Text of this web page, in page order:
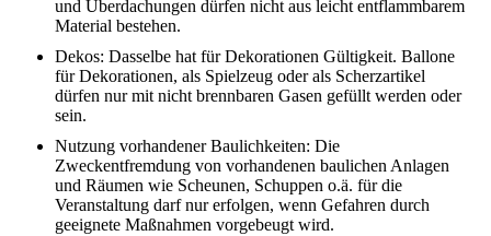
und Überdachungen dürfen nicht aus leicht entflammbarem
Material bestehen.
Dekos: Dasselbe hat für Dekorationen Gültigkeit. Ballone
für Dekorationen, als Spielzeug oder als Scherzartikel
dürfen nur mit nicht brennbaren Gasen gefüllt werden oder
sein.
Nutzung vorhandener Baulichkeiten: Die
Zweckentfremdung von vorhandenen baulichen Anlagen
und Räumen wie Scheunen, Schuppen o.ä. für die
Veranstaltung darf nur erfolgen, wenn Gefahren durch
geeignete Maßnahmen vorgebeugt wird.